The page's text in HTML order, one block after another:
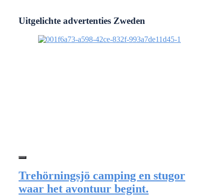
Uitgelichte advertenties Zweden
Trehörningsjö camping en stugor
waar het avontuur begint.